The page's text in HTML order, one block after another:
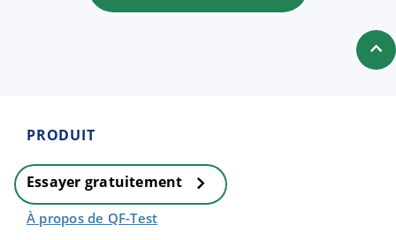
PRODUIT
Essayer gratuitement
À propos de QF-Test